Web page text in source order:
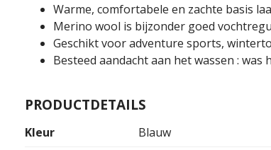
Warme, comfortabele en zachte basis
Merino wool is bijzonder goed
Geschikt voor adventure sports,
Besteed aandacht aan het wassen :
PRODUCTDETAILS
Kleur Blauw